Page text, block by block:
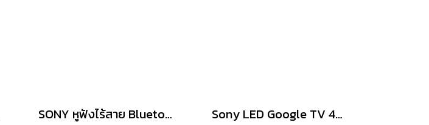
SONY หูฟังไร้สาย Bluetooth Headset NC รุ่น WH-CH720N Sony LED Google TV 4K 75นิ้ว รุ่น KD-75X77L